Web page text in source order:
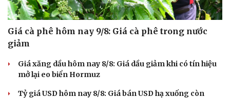
Giá cà phê hôm nay 9/8: Giá cà phê trong nước
giảm
Giá xăng dầu hôm nay 8/8: Giá dầu giảm khi có tín hiệu
mở lại eo biển Hormuz
Tỷ giá USD hôm nay 8/8: Giá bán USD hạ xuống còn